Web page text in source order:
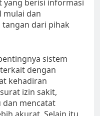
yang berisi informasi
mulai dan
dari pihak
sistem
dengan
kehadiran
izin sakit,
dan mencatat